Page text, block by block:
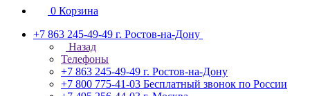
0 Корзина
+7 863 245-49-49 г. Ростов-на-Дону
Назад
Телефоны
+7 863 245-49-49 г. Ростов-на-Дону
+7 800 775-41-03 Бесплатный звонок по России